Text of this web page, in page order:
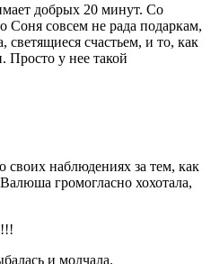
добрых 20 минут. Со
Соня совсем не рада подаркам,
светящиеся счастьем, и то, как
Просто у нее такой
своих наблюдениях за тем, как
громогласно хохотала,
и молчала.